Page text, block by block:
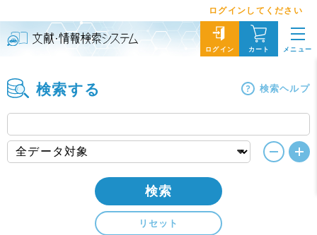
ログインしてください
ログイン カート メニュー
検索する 検索ヘルプ
検索
リセット